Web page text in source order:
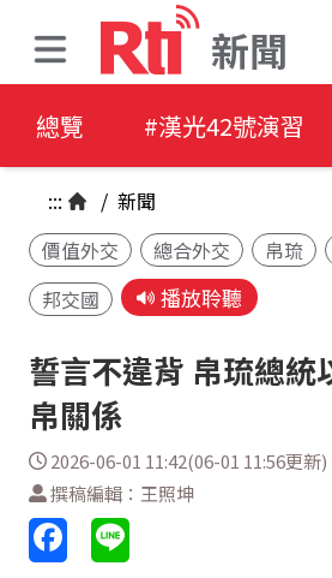
新聞
總覽 #漢光42號演習
::: / 新聞
價值外交
總合外交 帛琉
邦交國
播放聆聽
誓言不違背 帛琉總統
帛關係
2026-06-01 11:42(06-01 11:56更新)
撰稿編輯：王照坤